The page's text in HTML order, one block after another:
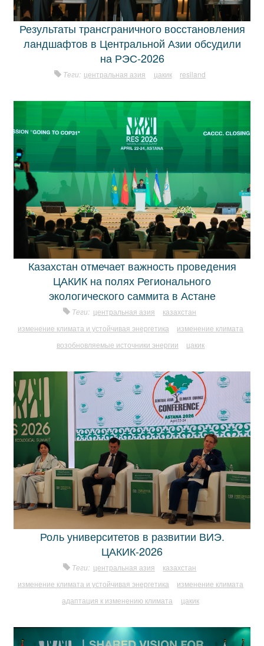
Результаты трансграничного восстановления
ландшафтов в Центральной Азии обсудили
на РЭС-2026
Теги: центральная азия цакик resiland
Казахстан отмечает важность проведения
ЦАКИК на полях Регионального
экологического саммита в Астане
Теги: центральная азия
казахстан
изменение климата и устойчивая энергетика
изменение климата
возобновляемые источники энергии
цакик
Роль университетов в развитии ВИЭ.
ЦАКИК-2026
Теги: центральная азия
казахстан
изменение климата и устойчивая энергетика
изменение климата
адаптация к изменению климата
цакик